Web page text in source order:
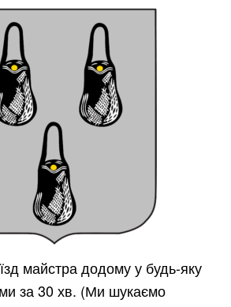
майстра додому у будь-яку
за 30 хв. (Ми шукаємо